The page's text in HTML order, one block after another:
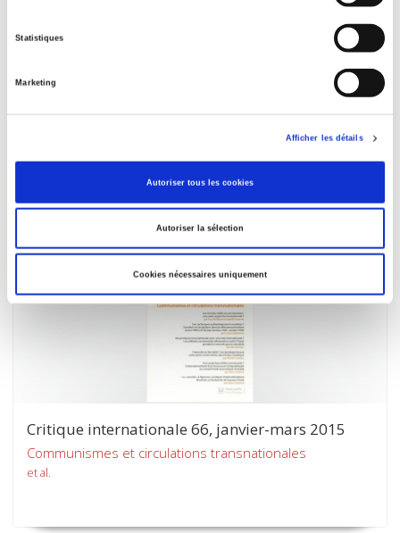
Statistiques
Marketing
Afficher les détails
Autoriser tous les cookies
Autoriser la sélection
Cookies nécessaires uniquement
Critique internationale 66, janvier-mars 2015
Communismes et circulations transnationales
et al.